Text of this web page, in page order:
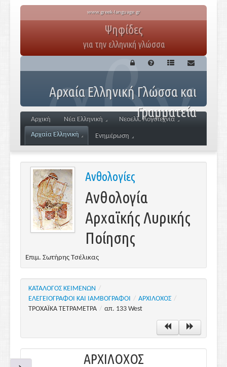
www.greek-language.gr
Ψηφίδες
για την ελληνική γλώσσα
Αρχαία Ελληνική Γλώσσα και
Γραμματεία
Αρχική Νέα Ελληνική
Νεοελλ. Λογοτεχνία
Αρχαία Ελληνική
Ενημέρωση
Ανθολογίες
Ανθολογία
Αρχαϊκής Λυρικής
Ποίησης
Επιμ. Σωτήρης Τσέλικας
ΚΑΤΑΛΟΓΟΣ ΚΕΙΜΕΝΩΝ /
ΕΛΕΓΕΙΟΓΡΑΦΟΙ ΚΑΙ ΙΑΜΒΟΓΡΑΦΟΙ / ΑΡΧΙΛΟΧΟΣ /
ΤΡΟΧΑΪΚΑ ΤΕΤΡΑΜΕΤΡΑ / απ. 133 West
ΑΡΧΙΛΟΧΟΣ